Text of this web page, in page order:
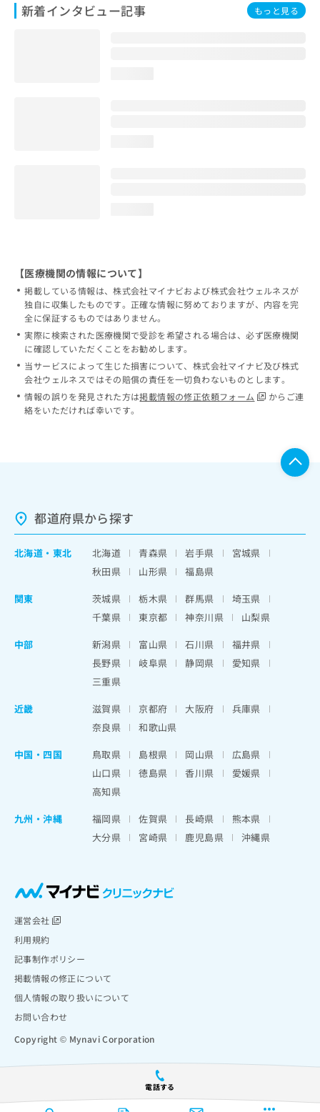
新着インタビュー記事 もっと見る
電話する
【医療機関の情報について】
掲載している情報は、株式会社マイナビおよび株式会社ウェルネスが
独自に収集したものです。正確な情報に努めておりますが、内容を完
全に保証するものではありません。
実際に検索された医療機関で受診を希望される場合は、必ず医療機関
に確認していただくことをお勧めします。
当サービスによって生じた損害について、株式会社マイナビ及び株式
会社ウェルネスではその賠償の責任を一切負わないものとします。
情報の誤りを発見された方は掲載情報の修正依頼フォーム
からご連
絡をいただければ幸いです。
都道府県から探す
北海道 ・ 東北 北海道 青森県 岩手県
宮城県
秋田県
山形県
福島県
関東
茨城県 栃木県 群馬県
埼玉県
千葉県
東京都 神奈川県
山梨県
中部
新潟県 富山県 石川県
福井県
長野県
岐阜県 静岡県
愛知県
三重県
近畿
滋賀県 京都府 大阪府
兵庫県
奈良県
和歌山県
中国・四国
鳥取県 島根県 岡山県
広島県
山口県
徳島県 香川県
愛媛県
高知県
九州・沖縄
福岡県 佐賀県 長崎県
熊本県
大分県
宮崎県 鹿児島県 沖縄県
運営会社
利用規約
記事制作ポリシー
掲載情報の修正について
個人情報の取り扱いについて
お問い合わせ
Copyright © Mynavi Corporation